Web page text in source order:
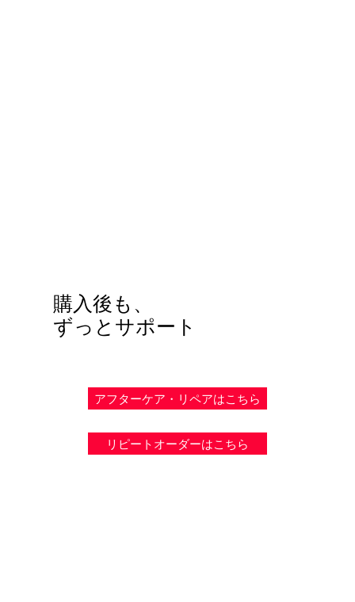
購入後も、
ずっとサポート
アフターケア・リペアはこちら
リピートオーダーはこちら